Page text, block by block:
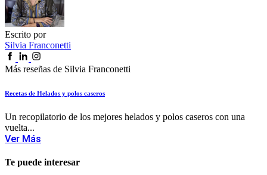
Escrito por
Silvia Franconetti
Más reseñas de Silvia Franconetti
Recetas de Helados y polos caseros
Un recopilatorio de los mejores helados y polos caseros con una
vuelta...
Ver Más
Te puede interesar